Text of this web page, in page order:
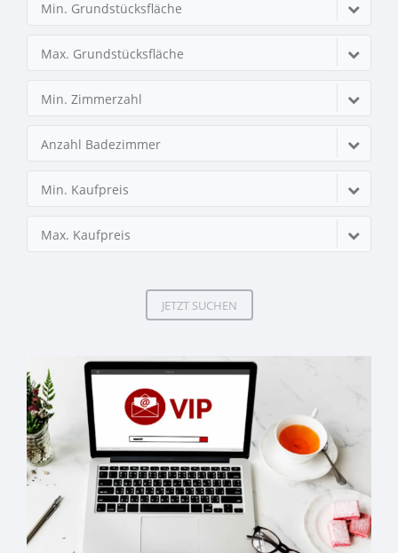
Min. Grundstücksfläche
Max. Grundstücksfläche
Min. Zimmerzahl
Anzahl Badezimmer
Min. Kaufpreis
Max. Kaufpreis
JETZT SUCHEN